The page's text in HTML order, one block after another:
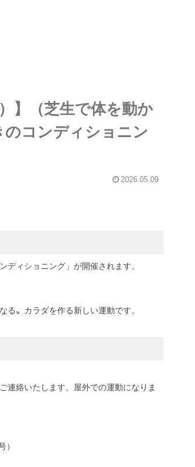
】（芝生で体を動か
コンディショニン
2026.05.09
ィショニング」が開催されます。
る〟カラダを作る新しい運動です。
連絡いたします。屋外での運動になりま
）